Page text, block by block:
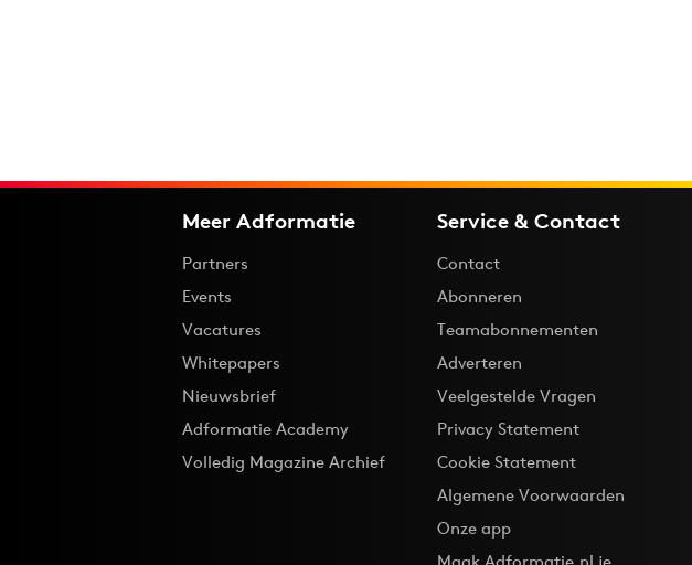
Meer Adformatie
Partners
Events
Vacatures
Whitepapers
Nieuwsbrief
Adformatie Academy
Volledig Magazine Archief
Service & Contact
Contact
Abonneren
Teamabonnementen
Adverteren
Veelgestelde Vragen
Privacy Statement
Cookie Statement
Algemene Voorwaarden
Onze app